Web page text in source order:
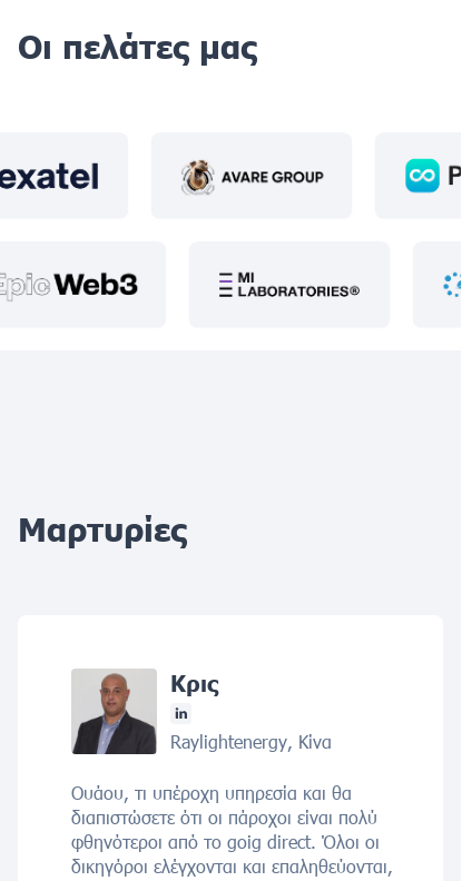
Οι πελάτες μας
Μαρτυρίες
Κρις
Raylightenergy, Κίνα
Ουάου, τι υπέροχη υπηρεσία και θα
διαπιστώσετε ότι οι πάροχοι είναι πολύ
φθηνότεροι από το goig direct. Όλοι οι
δικηγόροι ελέγχονται και επαληθεύονται,